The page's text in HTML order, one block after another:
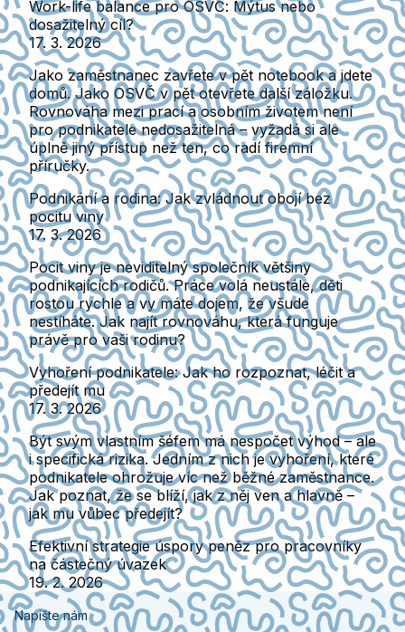
Work-life balance pro OSVČ: Mýtus nebo
dosažitelný cíl?
17. 3. 2026
Jako zaměstnanec zavřete v pět notebook a jdete
domů. Jako OSVČ v pět otevřete další záložku.
Rovnováha mezi prací a osobním životem není
pro podnikatele nedosažitelná – vyžadá si ale
úplně jiný přístup než ten, co radí firemní
příručky.
Podnikání a rodina: Jak zvládnout obojí bez
pocitu viny
17. 3. 2026
Pocit viny je neviditelný společník většiny
podnikajících rodičů. Práce volá neustále, děti
rostou rychle a vy máte dojem, že všude
nestíháte. Jak najít rovnováhu, která funguje
právě pro vaši rodinu?
Vyhoření podnikatele: Jak ho rozpoznat, léčit a
předejít mu
17. 3. 2026
Být svým vlastním šéfem má nespočet výhod – ale
i specifická rizika. Jedním z nich je vyhoření, které
podnikatele ohrožuje víc než běžné zaměstnance.
Jak poznat, že se blíží, jak z něj ven a hlavně –
jak mu vůbec předejít?
Efektivní strategie úspory peněz pro pracovníky
na částečný úvazek
19. 2. 2026
Napište nám